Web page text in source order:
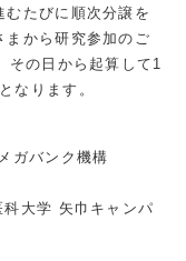
むたびに順次分譲を
まから研究参加のご
その日から起算して1
なります。
ガバンク機構
大学 矢巾キャンパ